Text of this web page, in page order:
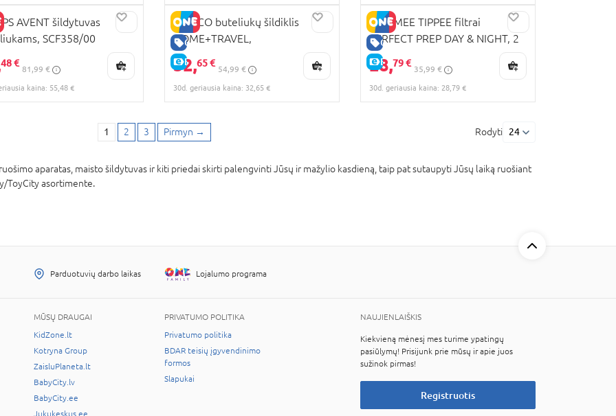
KAINA
AVENT šildytuvas
SCF358/00
48 €
81,99 €
kaina: 55,48 €
GERA KAINA
E-KAINA
CHICCO buteliukų šildiklis
HOME+TRAVEL,
00007389100000
32,65 €
54,99 €
30d. geriausia kaina: 32,65 €
GERA KAINA
E-KAINA
TOMMEE TIPPEE filtrai
PERFECT PREP DAY & NIGHT, 2
vnt., 42372201
28,79 €
35,99 €
30d. geriausia kaina: 28,79 €
1 2 3 Pirmyn → Rodyti 24
aparatas, maisto šildytuvas ir kiti priedai skirti palengvinti Jūsų ir mažylio kasdieną, taip pat sutaupyti Jūsų laiką ruošiant
ToyCity asortimente.
Parduotuvių darbo laikas Lojalumo programa
MŪSŲ DRAUGAI
KidZone.lt
Kotryna Group
ZaisluPlaneta.lt
BabyCity.lv
BabyCity.ee
Jukukeskus.ee
PRIVATUMO POLITIKA
Privatumo politika
BDAR teisių įgyvendinimo
formos
Slapukai
NAUJIENLAIŠKIS
Kiekvieną mėnesį mes turime ypatingų
pasiūlymų! Prisijunk prie mūsų ir apie juos
sužinok pirmas!
Registruotis